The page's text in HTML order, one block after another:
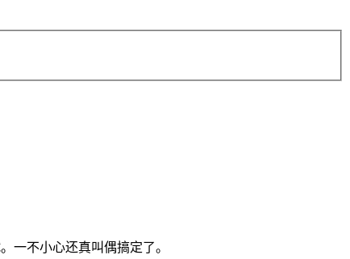
一不小心还真叫偶搞定了。